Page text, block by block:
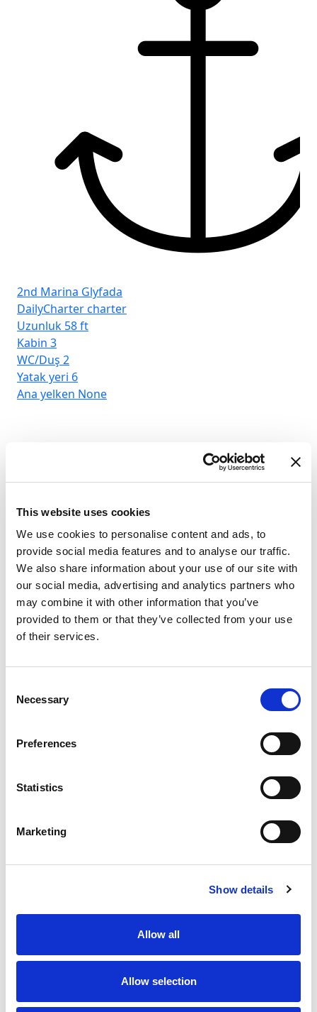
This website uses cookies
We use cookies to personalise content and ads, to
provide social media features and to analyse our traffic.
We also share information about your use of our site with
our social media, advertising and analytics partners who
may combine it with other information that you’ve
provided to them or that they’ve collected from your use
of their services.
Selection
Necessary
Preferences
Statistics
Marketing
Show details
Allow all
Allow selection
2nd Marina Glyfada
DailyCharter charter
Uzunluk 58 ft
Kabin 3
WC/Duş 2
Yatak yeri 6
Ana yelken None